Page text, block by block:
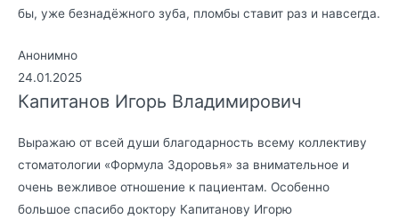
бы, уже безнадёжного зуба, пломбы ставит раз и навсегда.
Анонимно
24.01.2025
Капитанов Игорь Владимирович
Выражаю от всей души благодарность всему коллективу
стоматологии «Формула Здоровья» за внимательное и
очень вежливое отношение к пациентам. Особенно
большое спасибо доктору Капитанову Игорю